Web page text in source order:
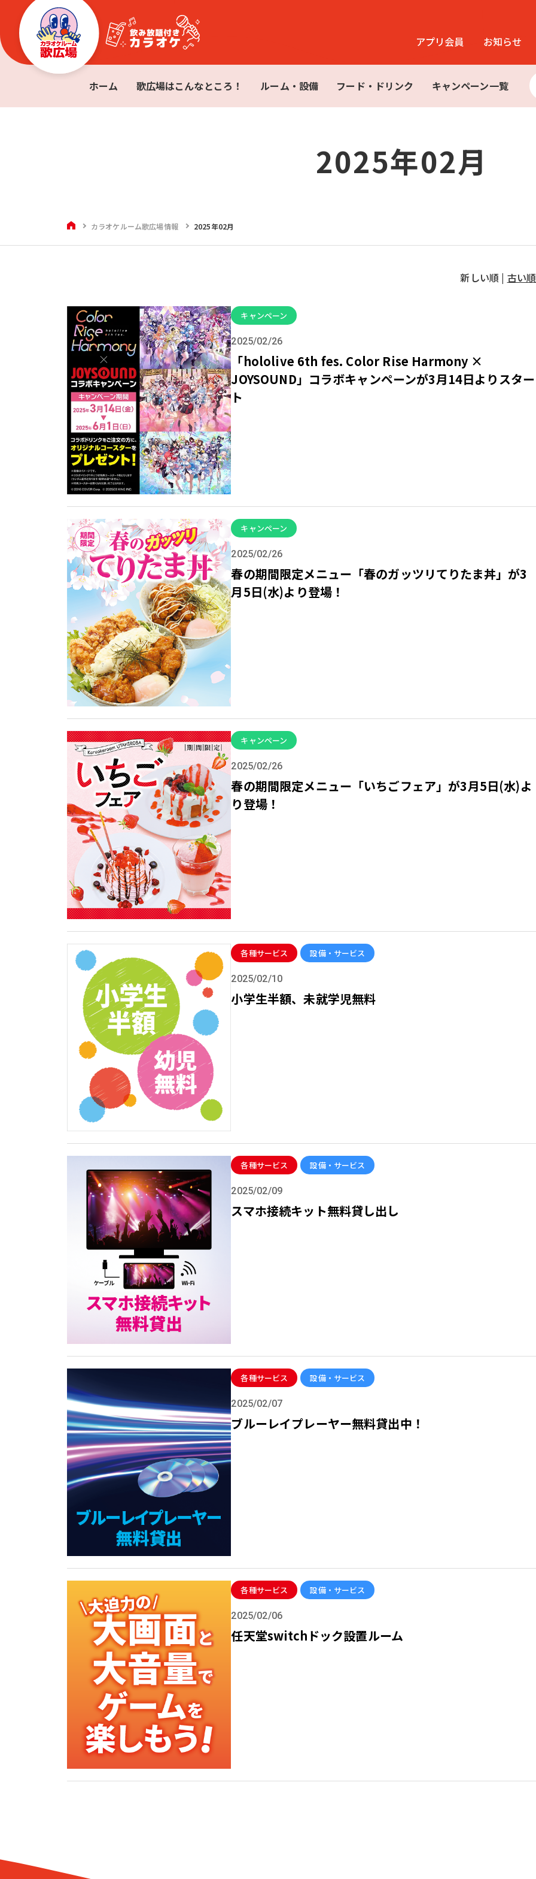
アプリ会員 お知らせ
ホーム 歌広場はこんなところ！ ルーム・設備 フード・ドリンク キャンペーン一覧
2025年02月
HOMEカラオケルーム歌広場情報 2025年02月
新しい順 | 古い順
キャンペーン
2025/02/26
「hololive 6th fes. Color Rise Harmony ×
JOYSOUND」コラボキャンペーンが3月14日よりスター
ト
キャンペーン
2025/02/26
春の期間限定メニュー「春のガッツリてりたま丼」が3
月5日(水)より登場！
キャンペーン
2025/02/26
春の期間限定メニュー「いちごフェア」が3月5日(水)よ
り登場！
各種サービス 設備・サービス
2025/02/10
小学生半額、未就学児無料
各種サービス 設備・サービス
2025/02/09
スマホ接続キット無料貸し出し
各種サービス 設備・サービス
2025/02/07
ブルーレイプレーヤー無料貸出中！
各種サービス 設備・サービス
2025/02/06
任天堂switchドック設置ルーム